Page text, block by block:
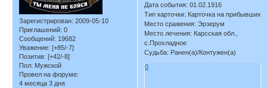
Зарегистрирован: 2009-05-10
Приглашений: 0
Сообщений: 19682
Уважение: [+85/-7]
Позитив: [+42/-8]
Пол: Мужской
Провел на форуме:
4 месяца 3 дня
Дата события: 01.02.1916
Тип карточки: Карточка на прибывших
Место сражения: Эрзерум
Место лечения: Карсская обл.,
с.Прохладное
Судьба: Ранен(а)/Контужен(а)
0